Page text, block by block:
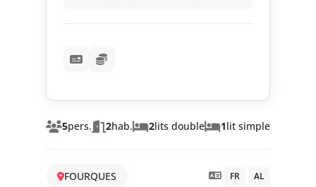
5pers. 2hab. 2lits double 1lit simple
FOURQUES FR AL